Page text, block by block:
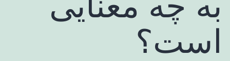
است؟